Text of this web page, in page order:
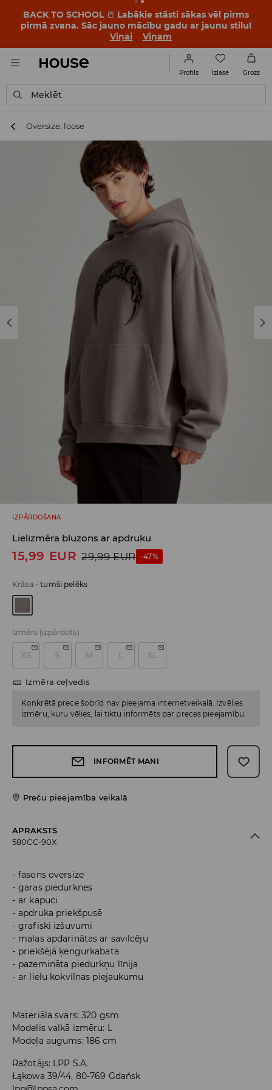
BACK TO SCHOOL 📒 Labākie stāsti sākas vēl pirms
pirmā zvana. Sāc jauno mācību gadu ar jaunu stilu!
Viņai
Viņam
Profils Izlase Grozs
Meklēt
Oversize, loose
IZPĀRDOŠANA
Lielizmēra bluzons ar apdruku
15,99 EUR 29,99 EUR -47%
Krāsa -tumši pelēks
Izmērs (izpārdots)
XS S M L XL
Izmēra ceļvedis
Konkrētā prece šobrīd nav pieejama internetveikalā. Izvēlies
izmēru, kuru vēlies, lai tiktu informēts par preces pieejamību.
INFORMĒT MANI
Preču pieejamība veikalā
APRAKSTS
580CC-90X
fasons oversize
garas piedurknes
ar kapuci
apdruka priekšpusē
grafiski izšuvumi
malas apdarinātas ar savilcēju
priekšējā ķengurkabata
pazemināta piedurkņu līnija
ar lielu kokvilnas piejaukumu
Materiāla svars: 320 gsm
Modelis valkā izmēru: L
Modeļa augums: 186 cm
Ražotājs: LPP S.A.
Łąkowa 39/44, 80-769 Gdańsk